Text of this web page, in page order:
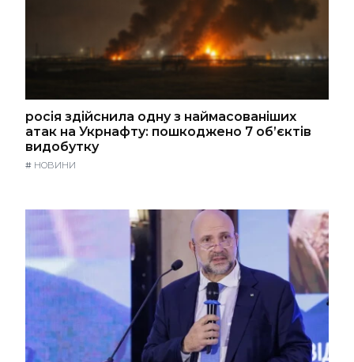
росія здійснила одну з наймасованіших
атак на Укрнафту: пошкоджено 7 об’єктів
видобутку
# НОВИНИ